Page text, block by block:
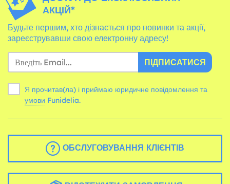
АКЦІЙ*
Будьте першим, хто дізнається про новинки та акції,
зареєструвавши свою електронну адресу!
ПІДПИСАТИСЯ
Я прочитав(ла) і приймаю юридичне повідомлення та
умови Funidelia.
ОБСЛУГОВУВАННЯ КЛІЄНТІВ